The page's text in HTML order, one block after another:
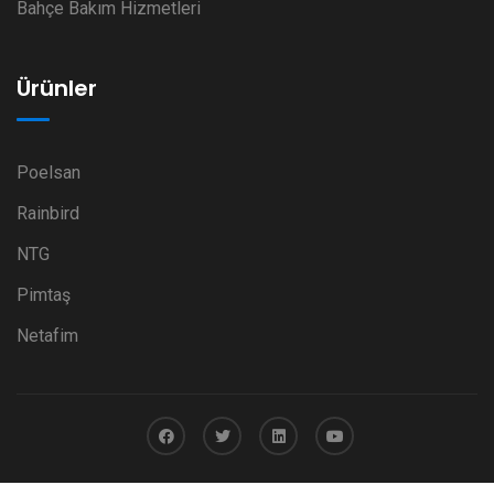
Bahçe Bakım Hizmetleri
Ürünler
Poelsan
Rainbird
NTG
Pimtaş
Netafim